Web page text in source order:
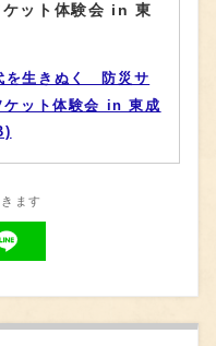
ケット体験会 in 東
を生きぬく 防災サ
ケット体験会 in 東成
ます